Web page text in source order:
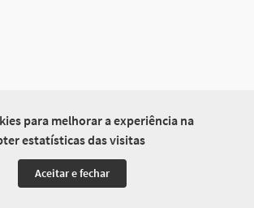
para melhorar a experiência na
estatísticas das visitas
Aceitar e fechar